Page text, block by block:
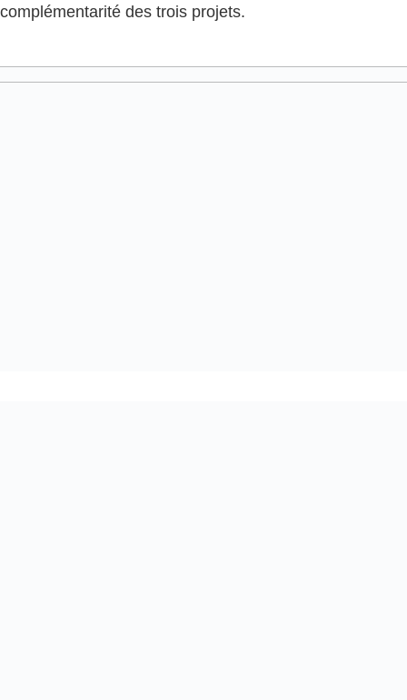
complémentarité des trois projets.